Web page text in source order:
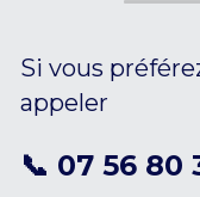
Si vous
appeler
📞 07 56 80